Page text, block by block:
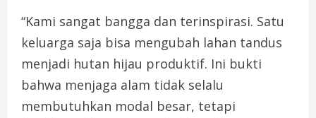
“Kami sangat bangga dan terinspirasi. Satu
keluarga saja bisa mengubah lahan tandus
menjadi hutan hijau produktif. Ini bukti
bahwa menjaga alam tidak selalu
membutuhkan modal besar, tetapi